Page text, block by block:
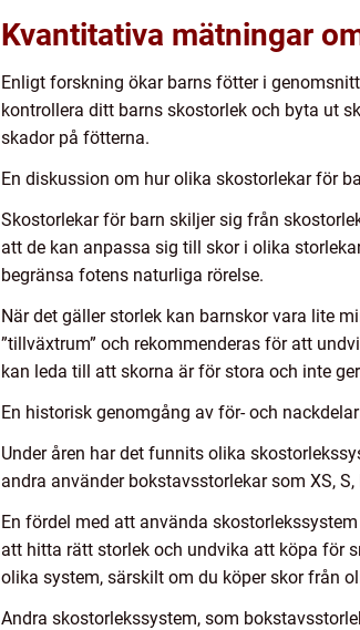
Kvantitativa mätningar
Enligt forskning ökar barns fötter i
kontrollera ditt barns skostorlek och byta ut
skador på fötterna.
En diskussion om hur olika skostorlekar för
Skostorlekar för barn skiljer sig från
att de kan anpassa sig till skor i olika
begränsa fotens naturliga rörelse.
När det gäller storlek kan barnskor vara lite
”tillväxtrum” och rekommenderas för att
kan leda till att skorna är för stora och inte
En historisk genomgång av för- och
Under åren har det funnits olika
andra använder bokstavsstorlekar som XS, S,
En fördel med att använda
att hitta rätt storlek och undvika att köpa för
olika system, särskilt om du köper skor från
Andra skostorlekssystem, som